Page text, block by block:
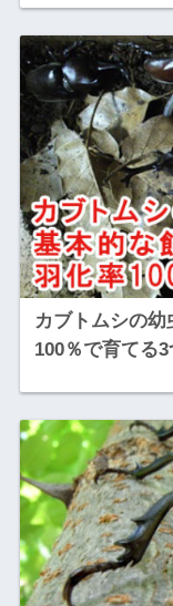
カブトムシの
100％で育てる